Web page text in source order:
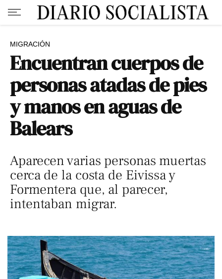
MIGRACIÓN
Encuentran cuerpos de
personas atadas de pies
y manos en aguas de
Balears
Aparecen varias personas muertas
cerca de la costa de Eivissa y
Formentera que, al parecer,
intentaban migrar.